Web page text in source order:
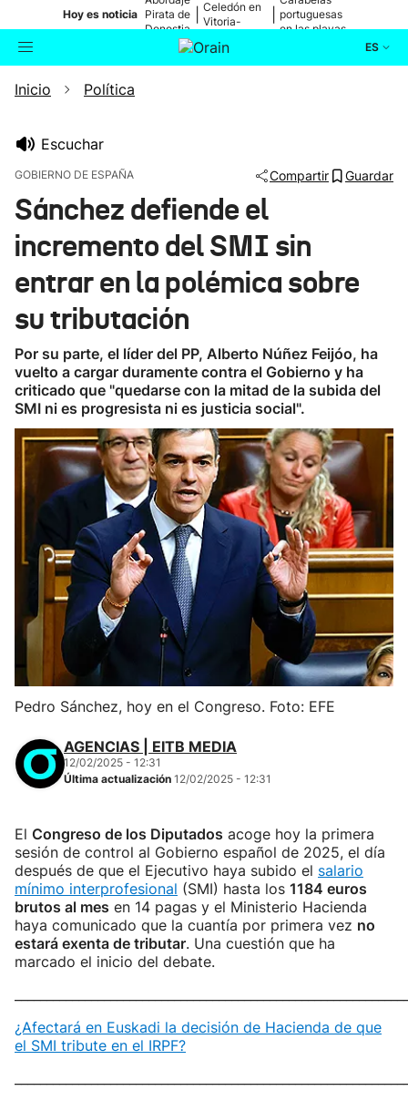
Hoy es noticia Pirata de
Donostia
Celedón en
Vitoria-
portuguesas
en las playas
ES
Buscador
Ikusmiran
Eguraldia
Inicio Política
Escuchar
GOBIERNO DE ESPAÑA Compartir Guardar
Sánchez defiende el
incremento del SMI sin
entrar en la polémica sobre
su tributación
Por su parte, el líder del PP, Alberto Núñez Feijóo, ha
vuelto a cargar duramente contra el Gobierno y ha
criticado que "quedarse con la mitad de la subida del
SMI ni es progresista ni es justicia social".
Pedro Sánchez, hoy en el Congreso. Foto: EFE
AGENCIAS | EITB MEDIA
12/02/2025 - 12:31
Última actualización 12/02/2025 - 12:31
El Congreso de los Diputados acoge hoy la primera
sesión de control al Gobierno español de 2025, el día
después de que el Ejecutivo haya subido el salario
mínimo interprofesional (SMI) hasta los 1184 euros
brutos al mes en 14 pagas y el Ministerio Hacienda
haya comunicado que la cuantía por primera vez no
estará exenta de tributar. Una cuestión que ha
marcado el inicio del debate.
¿Afectará en Euskadi la decisión de Hacienda de que
el SMI tribute en el IRPF?